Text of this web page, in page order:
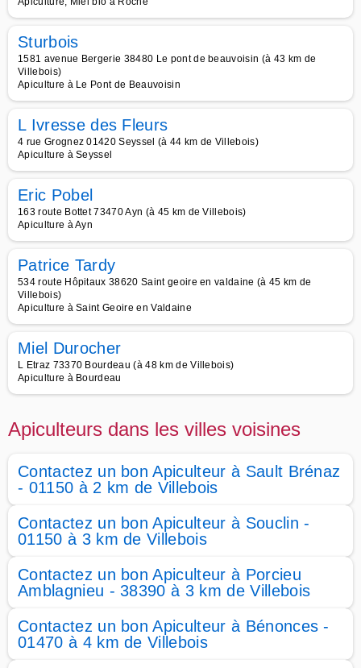
Sturbois
1581 avenue Bergerie 38480 Le pont de beauvoisin (à 43 km de
Villebois)
Apiculture à Le Pont de Beauvoisin
L Ivresse des Fleurs
4 rue Grognez 01420 Seyssel (à 44 km de Villebois)
Apiculture à Seyssel
Eric Pobel
163 route Bottet 73470 Ayn (à 45 km de Villebois)
Apiculture à Ayn
Patrice Tardy
534 route Hôpitaux 38620 Saint geoire en valdaine (à 45 km de
Villebois)
Apiculture à Saint Geoire en Valdaine
Miel Durocher
L Etraz 73370 Bourdeau (à 48 km de Villebois)
Apiculture à Bourdeau
Apiculteurs dans les villes voisines
Contactez un bon Apiculteur à Sault Brénaz
- 01150 à 2 km de Villebois
Contactez un bon Apiculteur à Souclin -
01150 à 3 km de Villebois
Contactez un bon Apiculteur à Porcieu
Amblagnieu - 38390 à 3 km de Villebois
Contactez un bon Apiculteur à Bénonces -
01470 à 4 km de Villebois